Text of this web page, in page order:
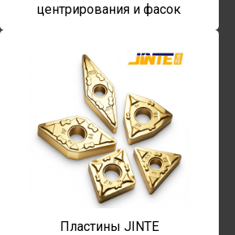
центрирования и фасок
Пластины JINTE